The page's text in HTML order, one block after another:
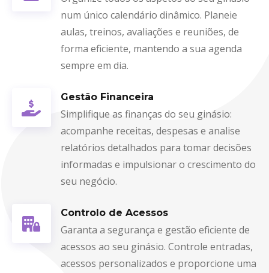
num único calendário dinâmico. Planeie
aulas, treinos, avaliações e reuniões, de
forma eficiente, mantendo a sua agenda
sempre em dia.
Gestão Financeira
Simplifique as finanças do seu ginásio:
acompanhe receitas, despesas e analise
relatórios detalhados para tomar decisões
informadas e impulsionar o crescimento do
seu negócio.
Controlo de Acessos
Garanta a segurança e gestão eficiente de
acessos ao seu ginásio. Controle entradas,
acessos personalizados e proporcione uma